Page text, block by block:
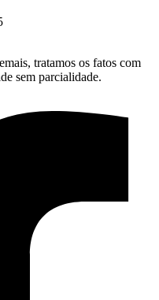
tratamos os fatos com
sem parcialidade.